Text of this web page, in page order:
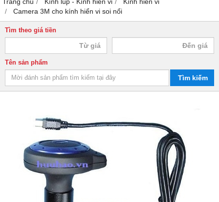
Camera 3M cho kính hiển vi soi nổi
Tìm theo giá tiền
Tên sản phẩm
Tìm kiếm